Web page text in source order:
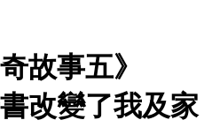
故事五》
書改變了我及家